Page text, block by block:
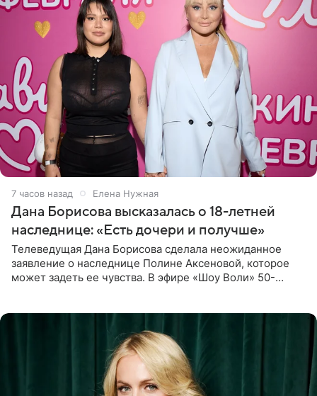
7 часов назад Елена Нужная
Дана Борисова высказалась о 18-летней
наследнице: «Есть дочери и получше»
Телеведущая Дана Борисова сделала неожиданное
заявление о наследнице Полине Аксеновой, которое
может задеть ее чувства. В эфире «Шоу Воли» 50-